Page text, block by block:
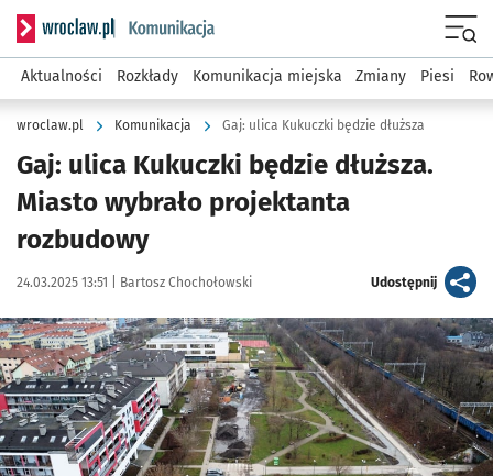
Serwis informacyjny wroclaw.pl podserwis: Komunikacja
Aktualności Rozkłady Komunikacja miejska Zmiany Piesi
wroclaw.pl Komunikacja Gaj: ulica Kukuczki będzie dłuższa
Gaj: ulica Kukuczki będzie dłuższa.
Miasto wybrało projektanta
rozbudowy
Data publikacji:
24.03.2025 13:51 | Autor:
Bartosz Chochołowski Udostępnijartykuł
Kliknij, aby powiększyć